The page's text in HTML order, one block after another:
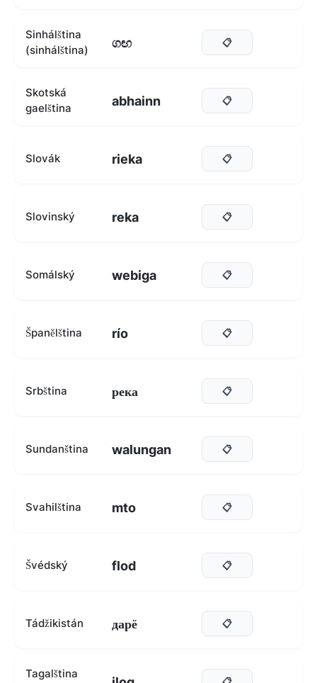
Sinhálština
(sinhálština)
ගඟ 📋
Skotská
gaelština
abhainn 📋
Slovák rieka 📋
Slovinský reka 📋
Somálský webiga 📋
Španělština río 📋
Srbština река 📋
Sundanština walungan 📋
Svahilština mto 📋
Švédský flod 📋
Tádžikistán дарё 📋
Tagalština